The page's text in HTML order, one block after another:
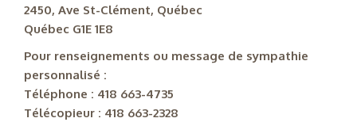
2450, Ave St-Clément, Québec
Québec G1E 1E8
Pour renseignements ou message de sympathie
personnalisé :
Téléphone : 418 663-4735
Télécopieur : 418 663-2328